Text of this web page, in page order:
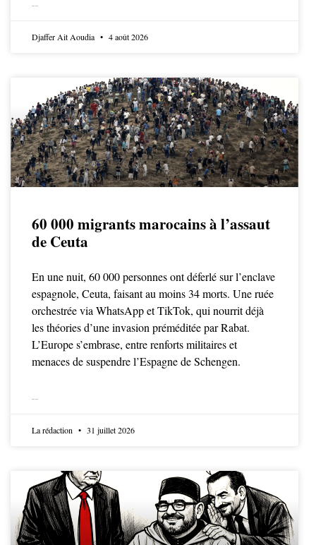
Djaffer Ait Aoudia 4 août 2026
60 000 migrants marocains à l’assaut
de Ceuta
En une nuit, 60 000 personnes ont déferlé sur l’enclave
espagnole, Ceuta, faisant au moins 34 morts. Une ruée
orchestrée via WhatsApp et TikTok, qui nourrit déjà
les théories d’une invasion préméditée par Rabat.
L’Europe s’embrase, entre renforts militaires et
menaces de suspendre l’Espagne de Schengen.
La rédaction 31 juillet 2026